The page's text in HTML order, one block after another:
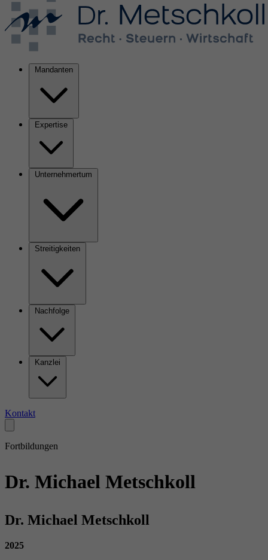
Mandanten
Expertise
Unternehmertum
Streitigkeiten
Nachfolge
Kanzlei
Kontakt
Fortbildungen
Dr. Michael Metschkoll
Dr. Michael Metschkoll
2025